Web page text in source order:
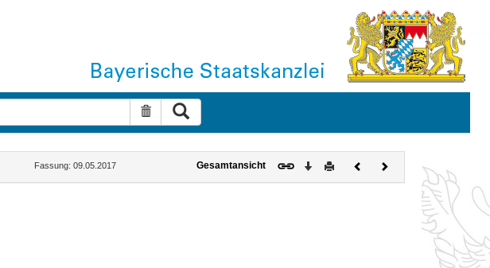
Suche zurücksetzen
Fassung: 09.05.2017 Gesamtansicht Download
DruckenVorherigesNächstes
Dokument